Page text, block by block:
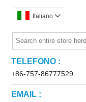
Italiano 
TELEFONO :
+86-757-86777529
EMAIL :